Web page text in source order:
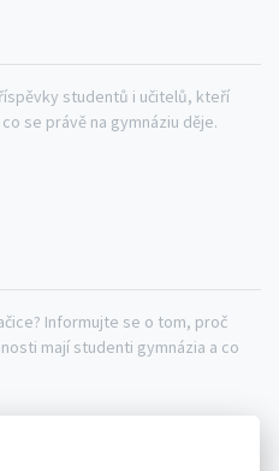
studentů i učitelů, kteří
se právě na gymnáziu děje.
Informujte se o tom, proč
mají studenti gymnázia a co